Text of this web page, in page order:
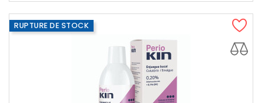
RUPTURE DE STOCK